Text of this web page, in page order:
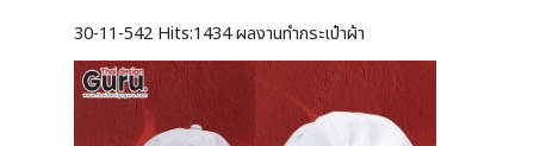
30-11-542 Hits:1434 ผลงานทำกระเป๋าผ้า